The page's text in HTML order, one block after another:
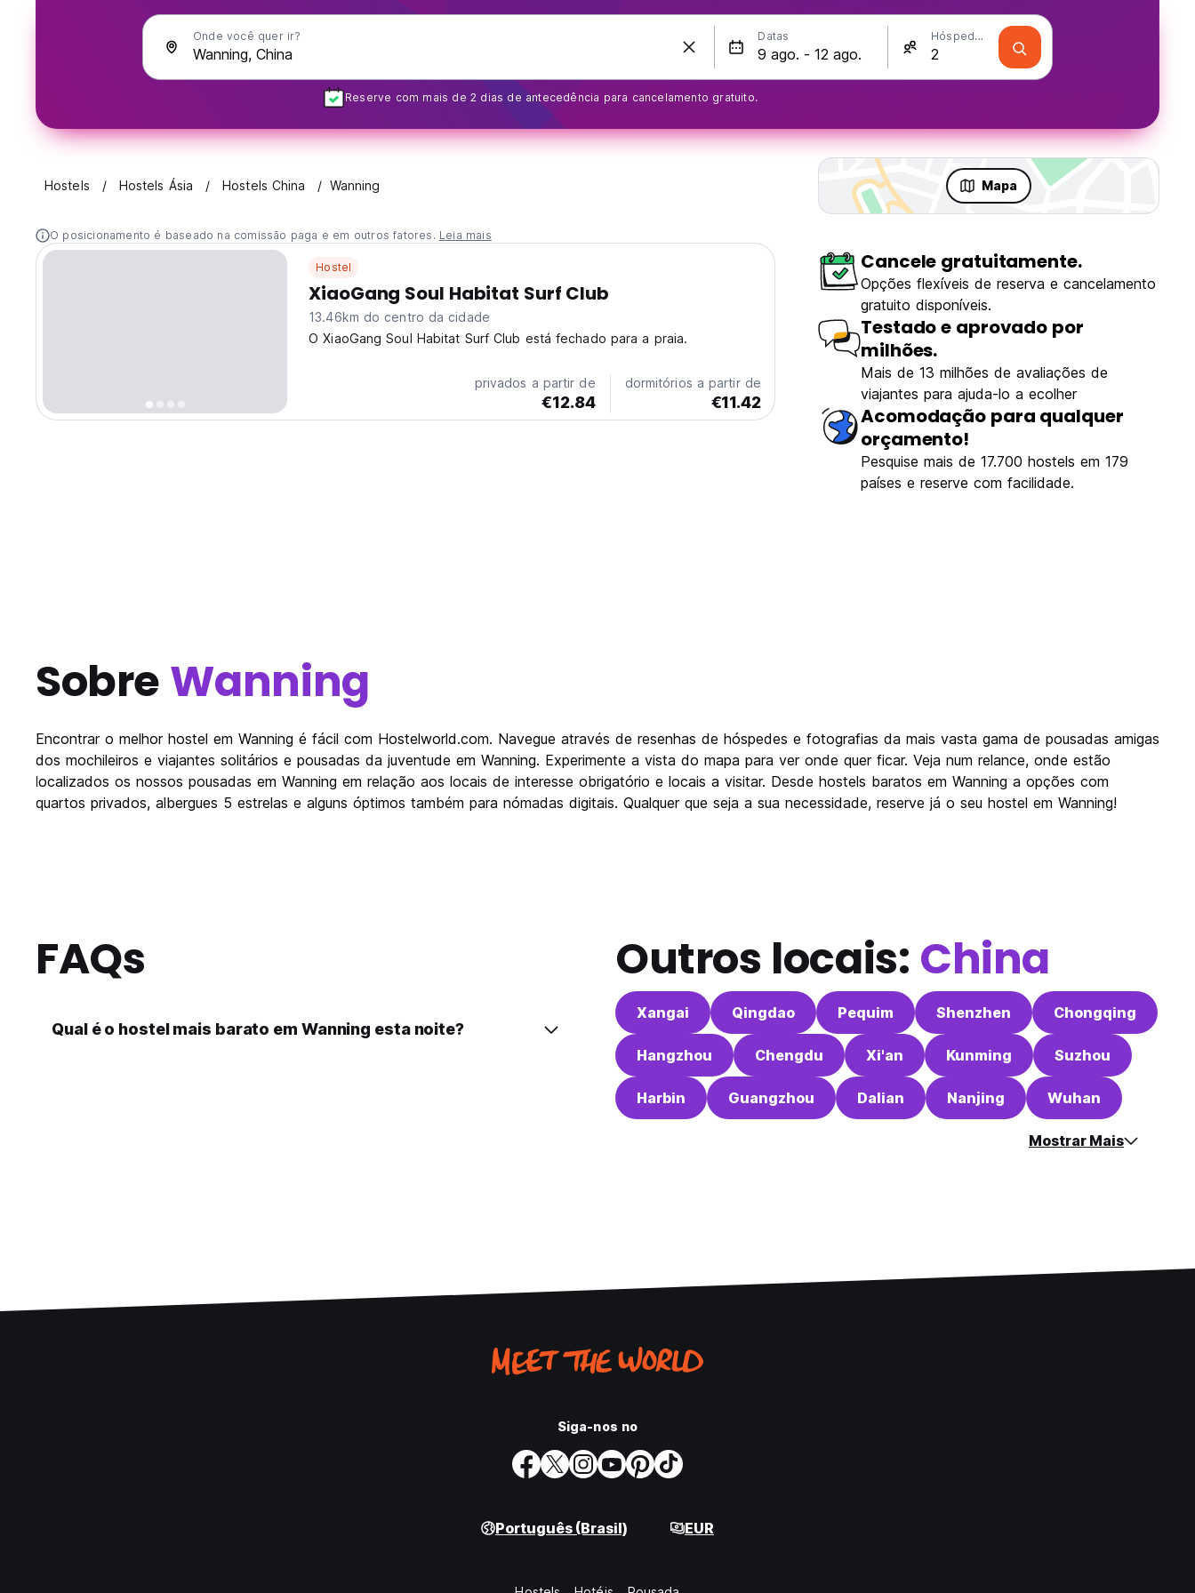
Onde você quer ir? Datas Hóspedes
Reserve com mais de 2 dias de antecedência para cancelamento gratuito.
Hostels Hostels Ásia Hostels China Wanning Mapa
O posicionamento é baseado na comissão paga e em outros fatores. Leia mais
Hostel
XiaoGang Soul Habitat Surf Club
13.46km do centro da cidade
O XiaoGang Soul Habitat Surf Club está fechado para a praia.
privados a partir de
€12.84
dormitórios a partir de
€11.42
Cancele gratuitamente.
Opções flexíveis de reserva e cancelamento
gratuito disponíveis.
Testado e aprovado por
milhões.
Mais de 13 milhões de avaliações de
viajantes para ajuda-lo a ecolher
Acomodação para qualquer
orçamento!
Pesquise mais de 17.700 hostels em 179
países e reserve com facilidade.
SobreWanning
Encontrar o melhor hostel em Wanning é fácil com Hostelworld.com. Navegue através de resenhas de hóspedes e fotografias da mais vasta gama de pousadas amigas
dos mochileiros e viajantes solitários e pousadas da juventude em Wanning. Experimente a vista do mapa para ver onde quer ficar. Veja num relance, onde estão
localizados os nossos pousadas em Wanning em relação aos locais de interesse obrigatório e locais a visitar. Desde hostels baratos em Wanning a opções com
quartos privados, albergues 5 estrelas e alguns óptimos também para nómadas digitais. Qualquer que seja a sua necessidade, reserve já o seu hostel em Wanning!
FAQs
Qual é o hostel mais barato em Wanning esta noite?
Outros locais: China
Xangai Qingdao Pequim Shenzhen Chongqing
Hangzhou Chengdu Xi'an Kunming Suzhou
Harbin Guangzhou Dalian Nanjing Wuhan
Mostrar Mais
Siga-nos no
Português (Brasil) EUR